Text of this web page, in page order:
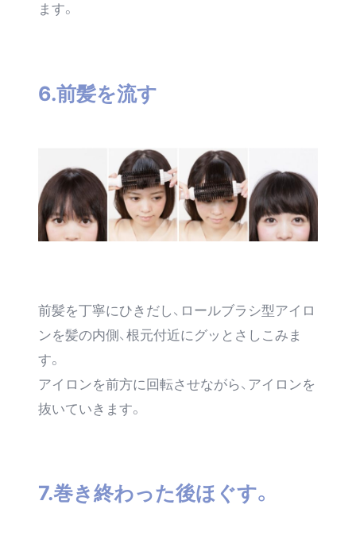
ます。
6.前髪を流す
前髪を丁寧にひきだし、ロールブラシ型アイロ
ンを髪の内側、根元付近にグッとさしこみま
す。
アイロンを前方に回転させながら、アイロンを
抜いていきます。
7.巻き終わった後ほぐす。